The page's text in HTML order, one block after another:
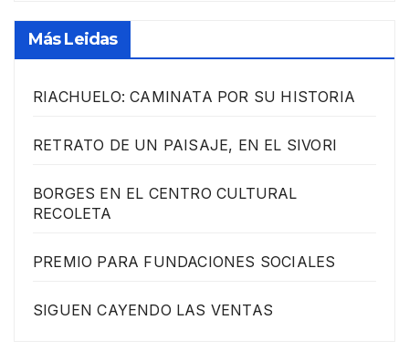
Más Leidas
RIACHUELO: CAMINATA POR SU HISTORIA
RETRATO DE UN PAISAJE, EN EL SIVORI
BORGES EN EL CENTRO CULTURAL
RECOLETA
PREMIO PARA FUNDACIONES SOCIALES
SIGUEN CAYENDO LAS VENTAS